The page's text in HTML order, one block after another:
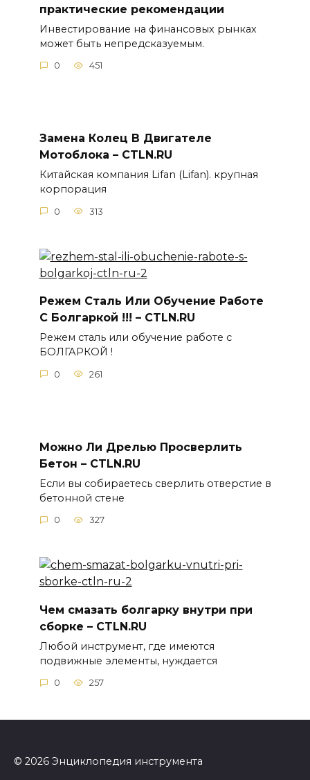
практические рекомендации
Инвестирование на финансовых рынках
может быть непредсказуемым.
0 451
Замена Колец В Двигателе
Мотоблока – CTLN.RU
Китайская компания Lifan (Lifan). крупная
корпорация
0 313
Режем Сталь Или Обучение Работе
С Болгаркой !!! – CTLN.RU
Режем сталь или обучение работе с
БОЛГАРКОЙ !
0 261
Можно Ли Дрелью Просверлить
Бетон – CTLN.RU
Если вы собираетесь сверлить отверстие в
бетонной стене
0 327
Чем смазать болгарку внутри при
сборке – CTLN.RU
Любой инструмент, где имеются
подвижные элементы, нуждается
0 257
© 2026 Энциклопедия инструмента